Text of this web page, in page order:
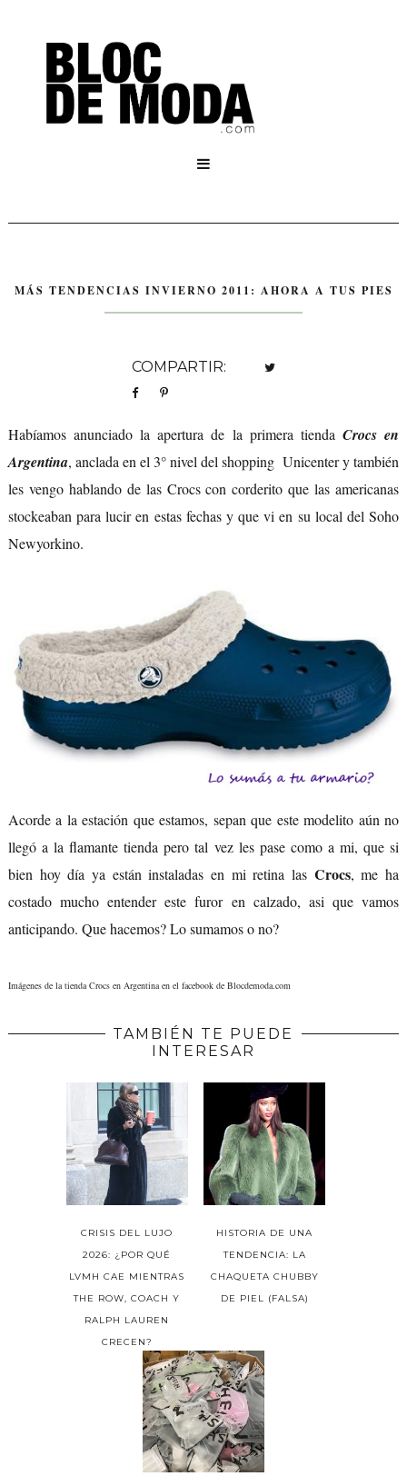

MÁS TENDENCIAS INVIERNO 2011: AHORA A TUS PIES
COMPARTIR:
Habíamos anunciado la apertura de la primera tienda Crocs en
Argentina, anclada en el 3° nivel del shopping Unicenter y también
les vengo hablando de las Crocs con corderito que las americanas
stockeaban para lucir en estas fechas y que vi en su local del Soho
Newyorkino.
Acorde a la estación que estamos, sepan que este modelito aún no
llegó a la flamante tienda pero tal vez les pase como a mi, que si
bien hoy día ya están instaladas en mi retina las Crocs, me ha
costado mucho entender este furor en calzado, asi que vamos
anticipando. Que hacemos? Lo sumamos o no?
Imágenes de la tienda Crocs en Argentina en el facebook de Blocdemoda.com
TAMBIÉN TE PUEDE
INTERESAR
CRISIS DEL LUJO
2026: ¿POR QUÉ
LVMH CAE MIENTRAS
THE ROW, COACH Y
RALPH LAUREN
CRECEN?
HISTORIA DE UNA
TENDENCIA: LA
CHAQUETA CHUBBY
DE PIEL (FALSA)